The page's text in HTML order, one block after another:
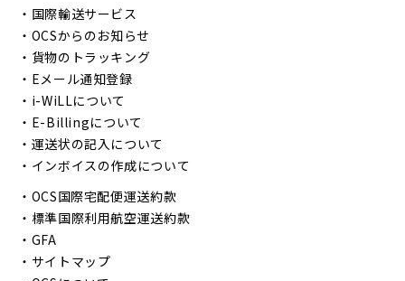
・ 国際輸送サービス
・ OCSからのお知らせ
・ 貨物のトラッキング
・ Eメール通知登録
・ i-WiLLについて
・ E-Billingについて
・ 運送状の記入について
・ インボイスの作成について
・ OCS国際宅配便運送約款
・ 標準国際利用航空運送約款
・ GFA
・ サイトマップ